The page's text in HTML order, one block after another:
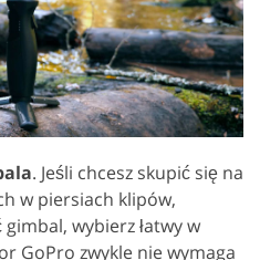
. Jeśli chcesz skupić się na
w piersiach klipów,
wybierz łatwy w
GoPro zwykle nie wymaga